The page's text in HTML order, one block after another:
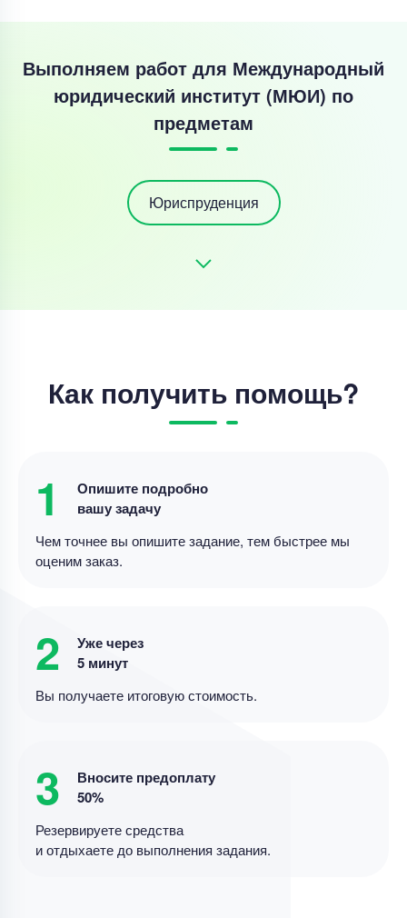
Выполняем работ для Международный
юридический институт (МЮИ) по
предметам
Юриспруденция
Как получить помощь?
1
Опишите подробно
вашу задачу
Чем точнее вы опишите задание, тем быстрее мы
оценим заказ.
2
Уже через
5 минут
Вы получаете итоговую стоимость.
3
Вносите предоплату
50%
Резервируете средства
и отдыхаете до выполнения задания.